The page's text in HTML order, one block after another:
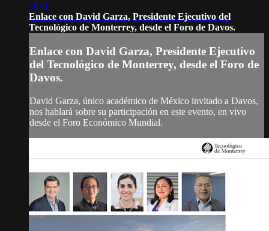
18:16
Enlace con David Garza, Presidente Ejecutivo del
Tecnológico de Monterrey, desde el Foro de Davos.
Enlace con David Garza, Presidente Ejecutivo
del Tecnológico de Monterrey, desde el Foro de
Davos.
David Garza, único académico de México invitado a Davos,
nos hablará sobre su participación en este evento, en vivo
desde el Foro Económico Mundial.